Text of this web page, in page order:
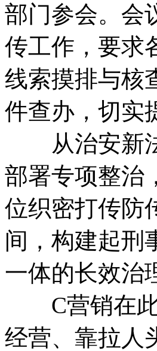
部门参会。会
传工作，要求
线索摸排与核
件查办，切实
从治安新法
部署专项整治
位织密打传防
间，构建起刑
一体的长效治
C营销在此
经营、靠拉人